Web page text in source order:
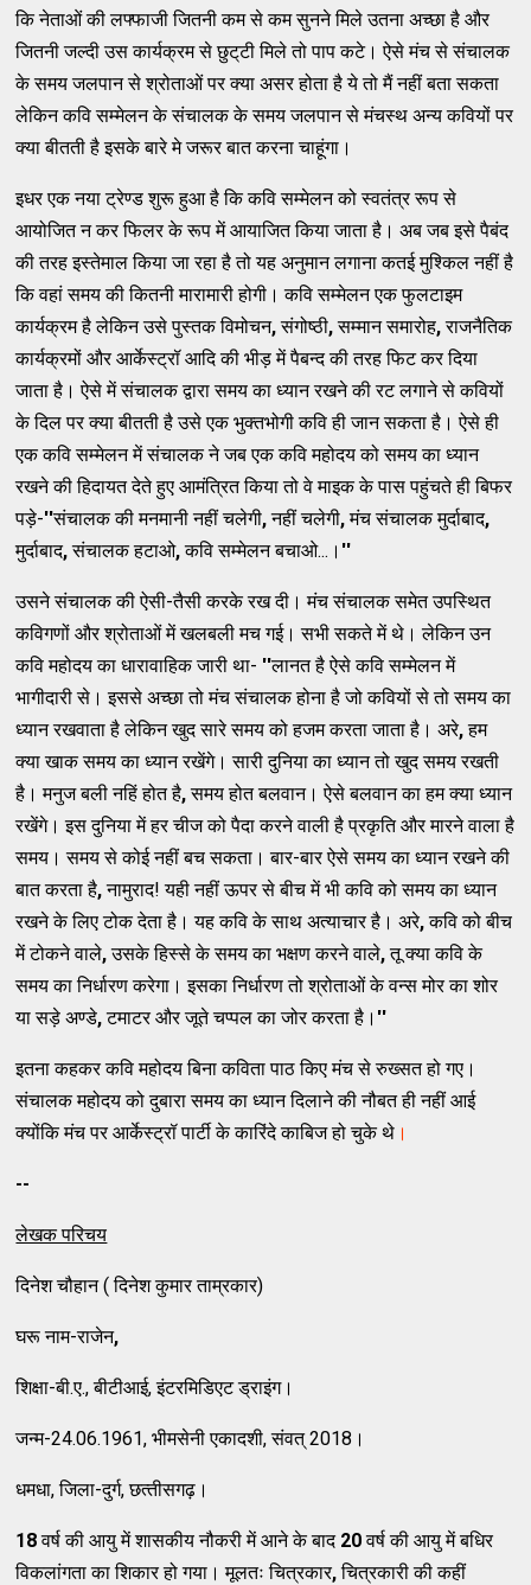
कि नेताओं की लफ्‍फाजी जितनी कम से कम सुनने मिले उतना अच्‍छा है और
जितनी जल्‍दी उस कार्यक्रम से छुट्‌टी मिले तो पाप कटे। ऐसे मंच से संचालक
के समय जलपान से श्रोताओं पर क्‍या असर होता है ये तो मैं नहीं बता सकता
लेकिन कवि सम्‍मेलन के संचालक के समय जलपान से मंचस्‍थ अन्‍य कवियों पर
क्‍या बीतती है इसके बारे मे जरूर बात करना चाहूंगा।
इधर एक नया ट्रेण्‍ड शुरू हुआ है कि कवि सम्‍मेलन को स्‍वतंत्र रूप से
आयोजित न कर फिलर के रूप में आयाजित किया जाता है। अब जब इसे पैबंद
की तरह इस्‍तेमाल किया जा रहा है तो यह अनुमान लगाना कतई मुश्‍किल नहीं है
कि वहां समय की कितनी मारामारी होगी। कवि सम्‍मेलन एक फुलटाइम
कार्यक्रम है लेकिन उसे पुस्‍तक विमोचन,संगोष्‍ठी,सम्‍मान समारोह,राजनैतिक
कार्यक्रमों और आर्केस्‍ट्रॉ आदि की भीड़ में पैबन्‍द की तरह फिट कर दिया
जाता है। ऐसे में संचालक द्वारा समय का ध्‍यान रखने की रट लगाने से कवियों
के दिल पर क्‍या बीतती है उसे एक भुक्‍तभोगी कवि ही जान सकता है। ऐसे ही
एक कवि सम्‍मेलन में संचालक ने जब एक कवि महोदय को समय का ध्‍यान
रखने की हिदायत देते हुए आमंत्रित किया तो वे माइक के पास पहुंचते ही बिफर
पड़े-''संचालक की मनमानी नहीं चलेगी,नहीं चलेगी,मंच संचालक मुर्दाबाद,
मुर्दाबाद,संचालक हटाओ,कवि सम्‍मेलन बचाओ...। ''
उसने संचालक की ऐसी-तैसी करके रख दी। मंच संचालक समेत उपस्‍थित
कविगणों और श्रोताओं में खलबली मच गई। सभी सकते में थे। लेकिन उन
कवि महोदय का धारावाहिक जारी था- ''लानत है ऐसे कवि सम्‍मेलन में
भागीदारी से। इससे अच्‍छा तो मंच संचालक होना है जो कवियों से तो समय का
ध्‍यान रखवाता है लेकिन खुद सारे समय को हजम करता जाता है। अरे,हम
क्‍या खाक समय का ध्‍यान रखेंगे। सारी दुनिया का ध्‍यान तो खुद समय रखती
है। मनुज बली नहिं होत है,समय होत बलवान। ऐसे बलवान का हम क्‍या ध्‍यान
रखेंगे। इस दुनिया में हर चीज को पैदा करने वाली है प्रकृति और मारने वाला है
समय। समय से कोई नहीं बच सकता। बार-बार ऐसे समय का ध्‍यान रखने की
बात करता है,नामुराद! यही नहीं ऊपर से बीच में भी कवि को समय का ध्‍यान
रखने के लिए टोक देता है। यह कवि के साथ अत्‍याचार है। अरे,कवि को बीच
में टोकने वाले,उसके हिस्‍से के समय का भक्षण करने वाले,तू क्‍या कवि के
समय का निर्धारण करेगा। इसका निर्धारण तो श्रोताओं के वन्‍स मोर का शोर
या सड़े अण्‍डे,टमाटर और जूते चप्‍पल का जोर करता है। ''
इतना कहकर कवि महोदय बिना कविता पाठ किए मंच से रुख्‍सत हो गए।
संचालक महोदय को दुबारा समय का ध्‍यान दिलाने की नौबत ही नहीं आई
क्‍योंकि मंच पर आर्केस्‍ट्रॉ पार्टी के कारिंदे काबिज हो चुके थे ।
--
लेखक परिचय
दिनेश चौहान ( दिनेश कुमार ताम्रकार)
घरू नाम-राजेन,
शिक्षा-बी.ए., बीटीआई, इंटरमिडिएट ड्राइंग।
जन्‍म-24.06.1961, भीमसेनी एकादशी, संवत्‌ 2018।
धमधा, जिला-दुर्ग, छत्‍तीसगढ़।
18वर्ष की आयु में शासकीय नौकरी में आने के बाद 20वर्ष की आयु में बधिर
विकलांगता का शिकार हो गया। मूलतः चित्रकार,चित्रकारी की कहीं